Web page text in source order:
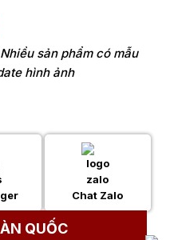
sản phẩm có mẫu
hình ảnh
Chat Zalo
QUỐC